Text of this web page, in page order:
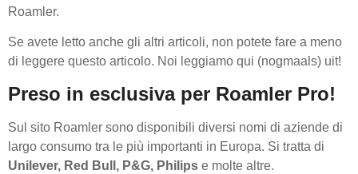
Roamler.
Se avete letto anche gli altri articoli, non potete fare a meno
di leggere questo articolo. Noi leggiamo qui (nogmaals) uit!
Preso in esclusiva per Roamler Pro!
Sul sito Roamler sono disponibili diversi nomi di aziende di
largo consumo tra le più importanti in Europa. Si tratta di
Unilever, Red Bull, P&G, Philips e molte altre.